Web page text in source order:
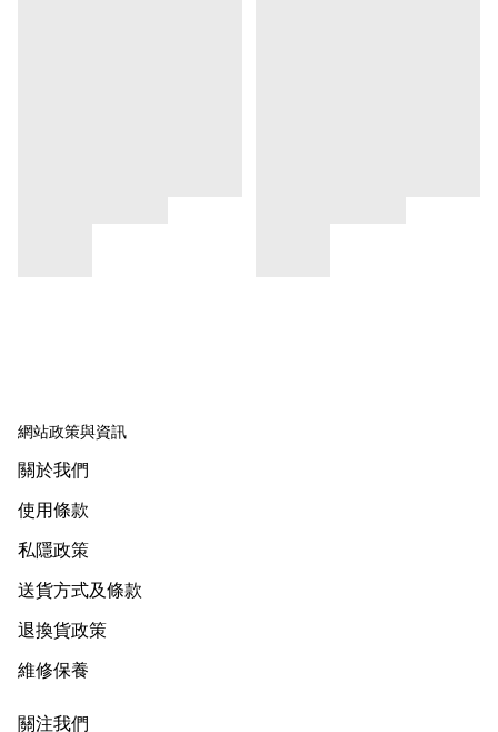
網站政策與資訊
關於我們
使用條款
私隱政策
送貨方式及條款
退換貨政策
維修保養
關注我們